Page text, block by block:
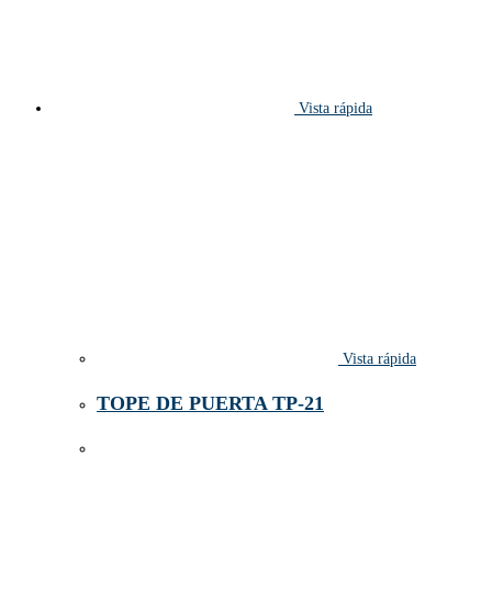
Vista rápida
Vista rápida
TOPE DE PUERTA TP-21